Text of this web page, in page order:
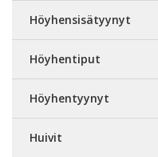
Höyhensisätyynyt
Höyhentiput
Höyhentyynyt
Huivit